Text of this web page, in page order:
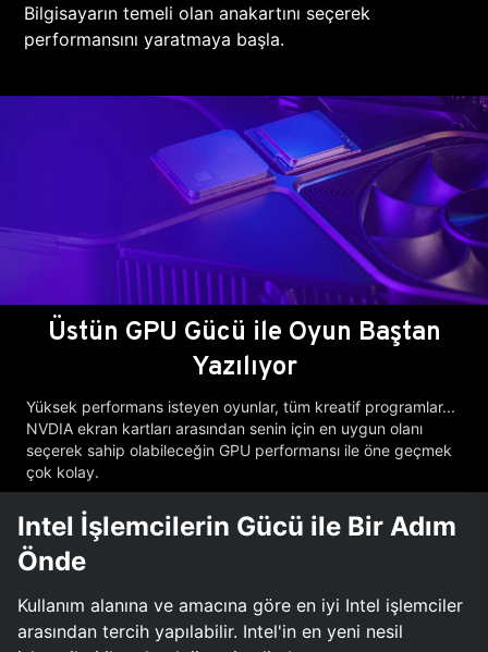
Bilgisayarın temeli olan anakartını seçerek
performansını yaratmaya başla.
Üstün GPU Gücü ile Oyun Baştan
Yazılıyor
Yüksek performans isteyen oyunlar, tüm kreatif programlar...
NVDIA ekran kartları arasından senin için en uygun olanı
seçerek sahip olabileceğin GPU performansı ile öne geçmek
çok kolay.
Intel İşlemcilerin Gücü ile Bir Adım
Önde
Kullanım alanına ve amacına göre en iyi Intel işlemciler
arasından tercih yapılabilir. Intel'in en yeni nesil